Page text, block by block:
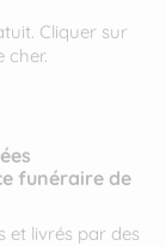
Cliquer sur
cher.
funéraire de
et livrés par des